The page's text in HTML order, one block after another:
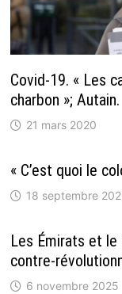
Covid-19. « Les
charbon »; Autain.
21 mars 2020
« C’est quoi le
18 septembre
Les Émirats et
contre-
6 novembre 2025